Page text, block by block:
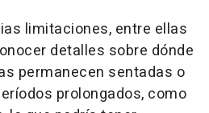
limitaciones, entre ellas
detalles sobre dónde
permanecen sentadas o
prolongados, como